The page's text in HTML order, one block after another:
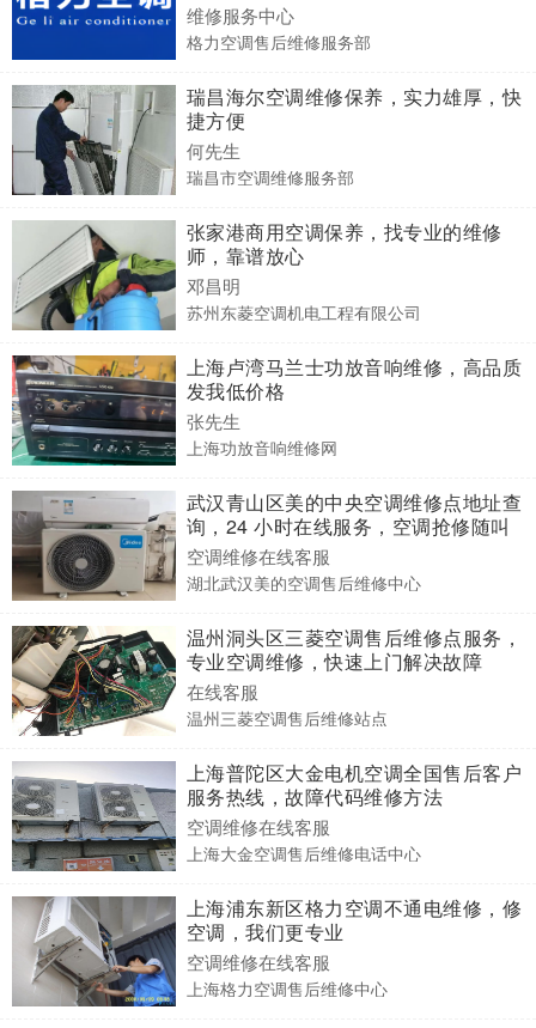
维修服务中心
格力空调售后维修服务部
瑞昌海尔空调维修保养，实力雄厚，快
捷方便
何先生
瑞昌市空调维修服务部
张家港商用空调保养，找专业的维修
师，靠谱放心
邓昌明
苏州东菱空调机电工程有限公司
上海卢湾马兰士功放音响维修，高品质
发我低价格
张先生
上海功放音响维修网
武汉青山区美的中央空调维修点地址查
询，24 小时在线服务，空调抢修随叫
随到
空调维修在线客服
湖北武汉美的空调售后维修中心
温州洞头区三菱空调售后维修点服务，
专业空调维修，快速上门解决故障
在线客服
温州三菱空调售后维修站点
上海普陀区大金电机空调全国售后客户
服务热线，故障代码维修方法
空调维修在线客服
上海大金空调售后维修电话中心
上海浦东新区格力空调不通电维修，修
空调，我们更专业
空调维修在线客服
上海格力空调售后维修中心